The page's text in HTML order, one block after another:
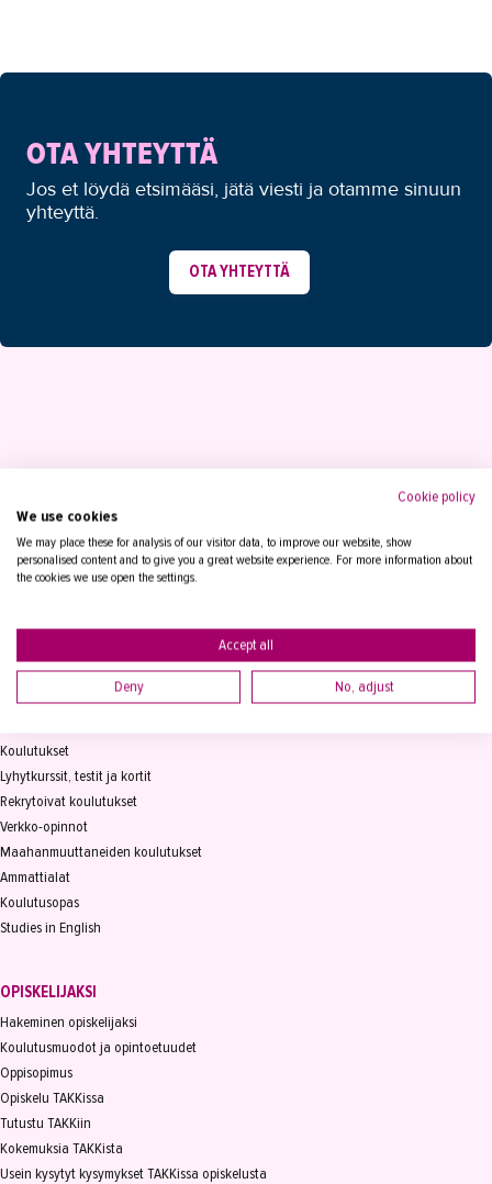
OTA YHTEYTTÄ
Jos et löydä etsimääsi, jätä viesti ja otamme sinuun
yhteyttä.
OTA YHTEYTTÄ
Tampereen Aikuiskoulutuskeskus
PL 15, 33821 Tampere
Vaihde03 2361 111
Koulutukset
Lyhytkurssit, testit ja kortit
Rekrytoivat koulutukset
Verkko-opinnot
Maahanmuuttaneiden koulutukset
Ammattialat
Koulutusopas
Studies in English
OPISKELIJAKSI
Hakeminen opiskelijaksi
Koulutusmuodot ja opintoetuudet
Oppisopimus
Opiskelu TAKKissa
Tutustu TAKKiin
Kokemuksia TAKKista
Usein kysytyt kysymykset TAKKissa opiskelusta
Cookie policy
We use cookies
We may place these for analysis of our visitor data, to improve our website, show
personalised content and to give you a great website experience. For more information about
the cookies we use open the settings.
Accept all
Deny No, adjust